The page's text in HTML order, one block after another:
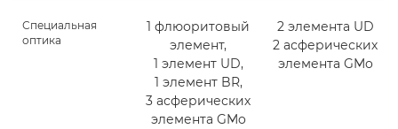
Специальная
оптика
1 флюоритовый
элемент,
1 элемент UD,
1 элемент BR,
3 асферических
элемента GMo
2 элемента UD
2 асферических
элемента GMo